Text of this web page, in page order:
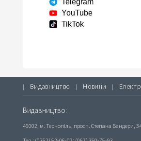
Telegram
YouTube
TikTok
| Видавництво | Новини |
Видавництво:
46002, м. Тернопіль, просп. Степана Бандери,